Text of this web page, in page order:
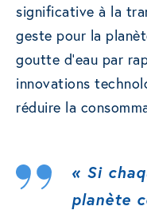
significative à la
geste pour la
goutte d’eau par
innovations
réduire la
« Si
planète